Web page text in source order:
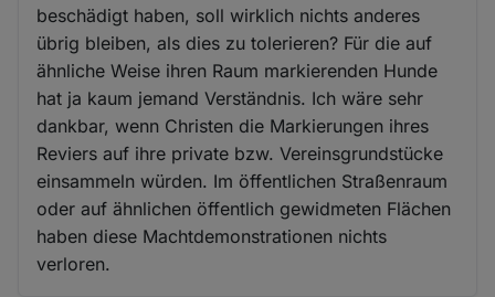
beschädigt haben, soll wirklich nichts anderes
übrig bleiben, als dies zu tolerieren? Für die auf
ähnliche Weise ihren Raum markierenden Hunde
hat ja kaum jemand Verständnis. Ich wäre sehr
dankbar, wenn Christen die Markierungen ihres
Reviers auf ihre private bzw. Vereinsgrundstücke
einsammeln würden. Im öffentlichen Straßenraum
oder auf ähnlichen öffentlich gewidmeten Flächen
haben diese Machtdemonstrationen nichts
verloren.